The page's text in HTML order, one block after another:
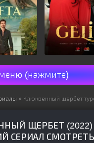
(нажмите)
» Клюквенный щербет турецкий сериал на русском
ЩЕРБЕТ (2022)
СЕРИАЛ